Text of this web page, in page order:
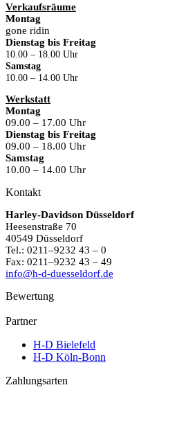
Verkaufsräume
Montag
gone ridin
Dienstag bis Freitag
10.00 – 18.00 Uhr
Samstag
10.00 – 14.00 Uhr
Werkstatt
Montag
09.00 – 17.00 Uhr
Dienstag bis Freitag
09.00 – 18.00 Uhr
Samstag
10.00 – 14.00 Uhr
Kontakt
Harley-Davidson Düsseldorf
Heesenstraße 70
40549 Düsseldorf
Tel.: 0211–9232 43 – 0
Fax: 0211–9232 43 – 49
info@h-d-duesseldorf.de
Bewertung
Partner
H-D Bielefeld
H-D Köln-Bonn
Zahlungsarten